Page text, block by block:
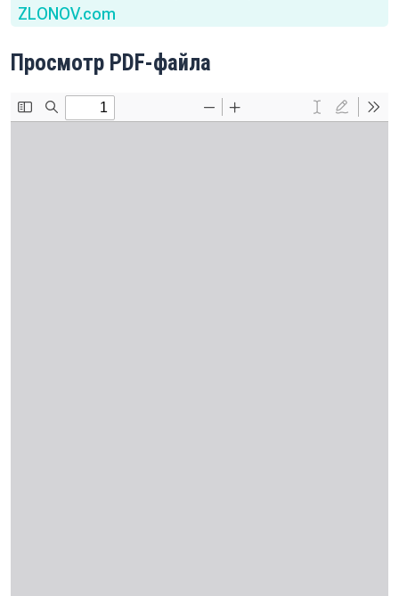
ZLONOV.com
Просмотр PDF-файла